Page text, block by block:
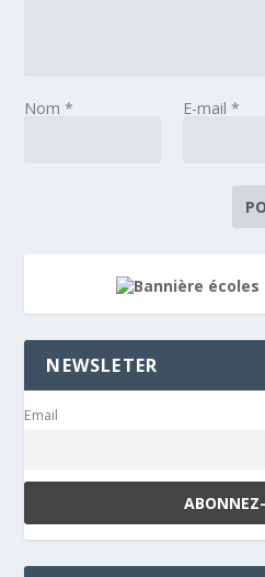
Nom* E-mail *
NEWSLETER
Email